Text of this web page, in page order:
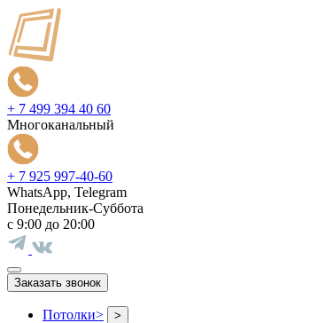
+ 7 499 394 40 60
Многоканальный
+ 7 925 997-40-60
WhatsApp, Telegram
Понедельник-Суббота
с 9:00 до 20:00
Заказать звонок
Потолки> >